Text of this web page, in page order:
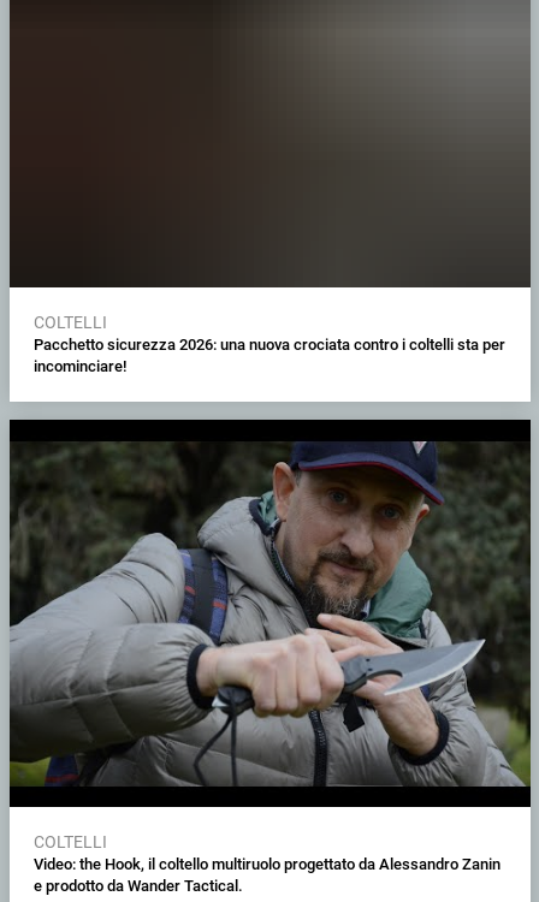
COLTELLI
Pacchetto sicurezza 2026: una nuova crociata contro i coltelli sta per
incominciare!
COLTELLI
Video: the Hook, il coltello multiruolo progettato da Alessandro Zanin
e prodotto da Wander Tactical.